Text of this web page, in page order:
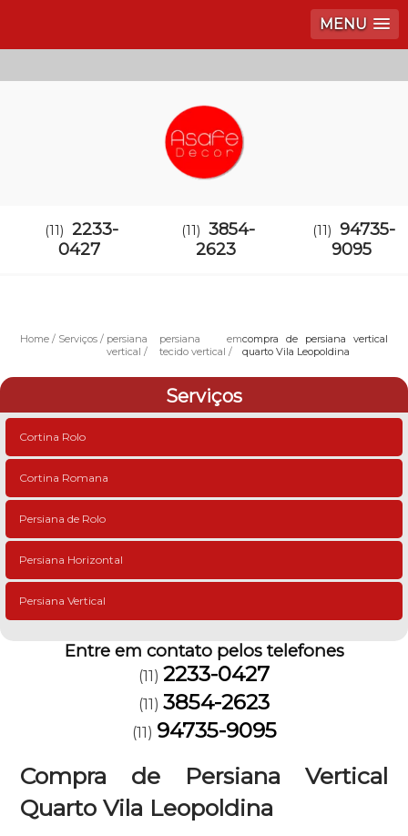
MENU
(11) 2233-
0427
(11) 3854-
2623
(11) 94735-
9095
Home Serviços
persiana
vertical
persiana em
tecido vertical
compra de persiana vertical
quarto Vila Leopoldina
Serviços
Cortina Rolo
Cortina Romana
Persiana de Rolo
Persiana Horizontal
Persiana Vertical
Entre em contato pelos telefones
(11) 2233-0427
(11) 3854-2623
(11) 94735-9095
Compra de Persiana Vertical
Quarto Vila Leopoldina